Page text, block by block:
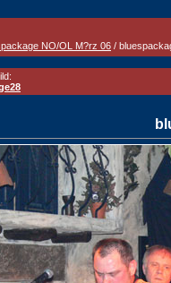
NO/OL M?rz 06 /